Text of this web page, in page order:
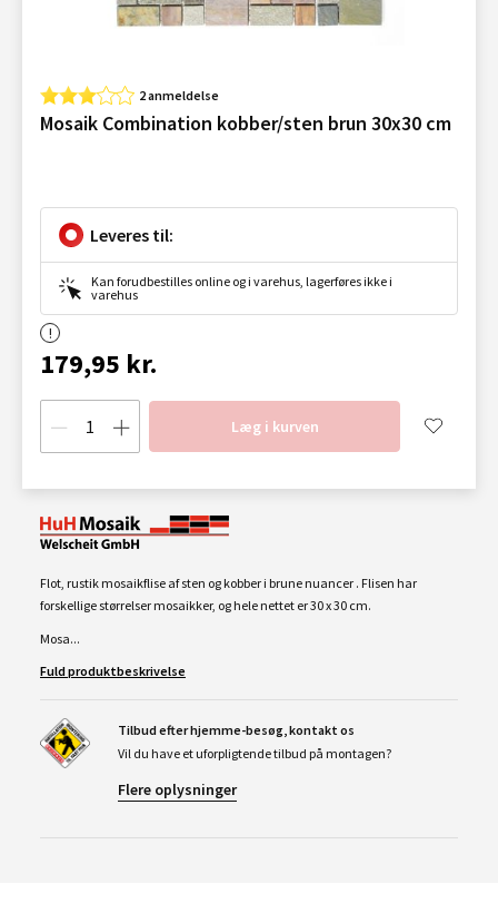
2 anmeldelse
Mosaik Combination kobber/sten brun 30x30 cm
Leveres til:
Kan forudbestilles online og i varehus, lagerføres ikke i
varehus
179,95 kr.
Læg i kurven
Flot, rustik mosaikflise af sten og kobber i brune nuancer . Flisen har
forskellige størrelser mosaikker, og hele nettet er 30 x 30 cm.
Mosa...
Fuld produktbeskrivelse
Tilbud efter hjemme-besøg, kontakt os
Vil du have et uforpligtende tilbud på montagen?
Flere oplysninger